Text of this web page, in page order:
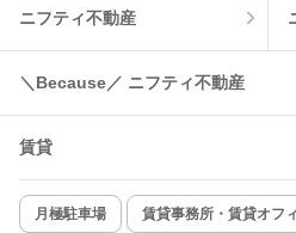
温水洗浄便座
コンロ2口以上
新着のみ
ニフティ不動産
＼Because／ ニフティ不動産
賃貸
月極駐車場 賃貸事務所・賃貸オフ